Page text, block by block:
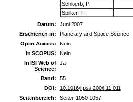
Schloerb, P.
Spilker, T.
Datum:
Juni 2007
Erschienen in:
Planetary and Space Science
Open Access:
Nein
In SCOPUS:
Nein
In ISI Web of
Science:
Ja
Band:
55
DOI:
10.1016/j.pss.2006.11.011
Seitenbereich:
Seiten 1050-1057